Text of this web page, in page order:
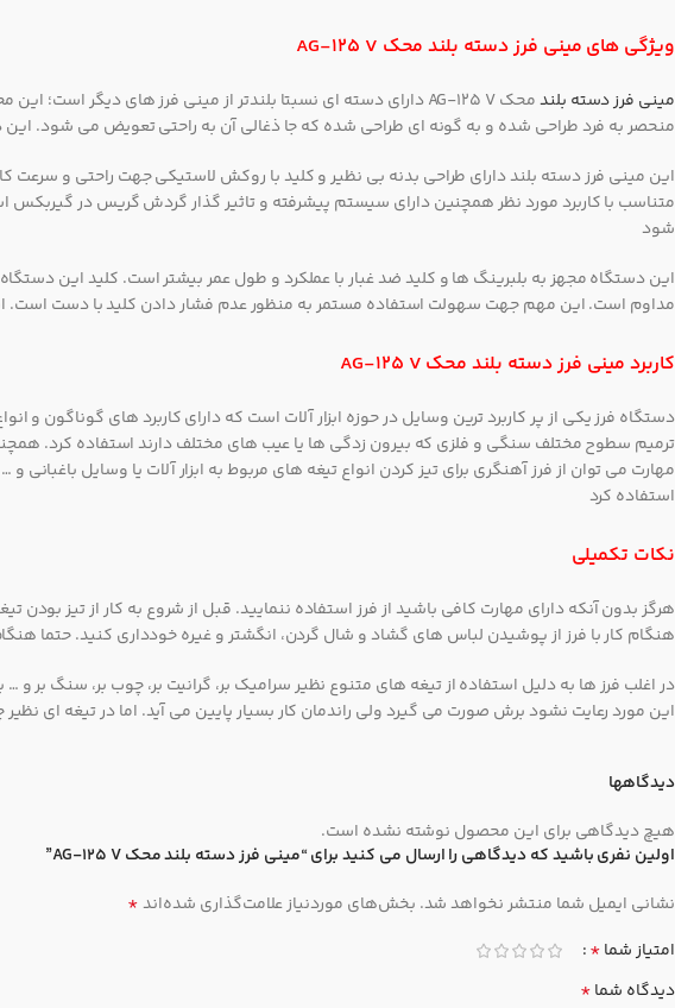
ویژگی های مینی فرز دسته بلند محک AG-125 V
مینی فرز دسته بلند
منحصر به فرد طراحی شده و به گونه ای طراحی شده که جا ذغالی آن به راحتی تعویض می شود.
این مینی فرز دسته بلند دارای طراحی بدنه بی نظیر و کلید با روکش لاستیکی جهت راحتی و
متناسب با کاربرد مورد نظر همچنین دارای سیستم پیشرفته و تاثیر گذار گردش گریس در
شود
این دستگاه مجهز به بلبرینگ ها و کلید ضد غبار با عملکرد و طول عمر بیشتر است. کلید این
مداوم است. این مهم جهت سهولت استفاده مستمر به منظور عدم فشار دادن کلید با دست است. این دستگاه ساخت کشور چین
کاربرد مینی فرز دسته بلند محک AG-125 V
دستگاه فرز یکی از پر کاربرد ترین وسایل در حوزه ابزار آلات است که دارای کاربرد های گوناگون
ترمیم سطوح مختلف سنگی و فلزی که بیرون زدگی ها یا عیب های مختلف دارند استفاده کرد.
مهارت می توان از فرز آهنگری برای تیز کردن انواع تیغه های مربوط به ابزار آلات یا وسایل
استفاده کرد
نکات تکمیلی
هرگز بدون آنکه دارای مهارت کافی باشید از فرز استفاده ننمایید. قبل از شروع به کار از تیز
هنگام کار با فرز از پوشیدن لباس های گشاد و شال گردن، انگشتر و غیره خودداری کنید. حتما
در اغلب فرز ها به دلیل استفاده از تیغه های متنوع نظیر سرامیک بر، گرانیت بر، چوب بر، سنگ
این مورد رعایت نشود برش صورت می گیرد ولی راندمان کار بسیار پایین می آید. اما در تیغه
دیدگاهها
هیچ دیدگاهی برای این محصول نوشته نشده است.
اولین نفری باشید که دیدگاهی را ارسال می کنید برای “مینی فرز دسته بلند محک AG-125 V”
نشانی ایمیل شما منتشر نخواهد شد. بخش‌های موردنیاز علامت‌گذاری شده‌اند*
امتیاز شما*
دیدگاه شما*